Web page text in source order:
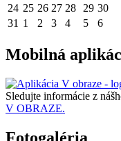
24 25 26 27 28 29 30
31 1 2 3 4 5 6
Mobilná
Sledujte informácie z
V OBRAZE.